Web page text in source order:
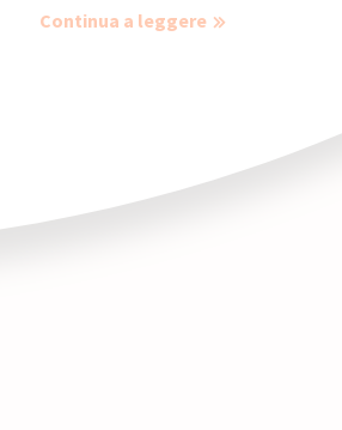
Continua a leggere